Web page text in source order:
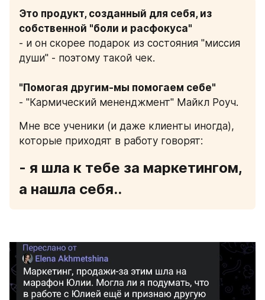
Это продукт, созданный для себя, из
собственной "боли и расфокуса"
- и он скорее подарок из состояния "миссия
души" - поэтому такой чек.
"Помогая другим-мы помогаем себе"
- "Кармический мененджмент" Майкл Роуч.
Мне все ученики (и даже клиенты иногда),
которые приходят в работу говорят:
- я шла к тебе за маркетингом,
а нашла себя..